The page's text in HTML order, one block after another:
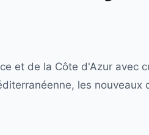
et de la Côte d'Azur avec
les